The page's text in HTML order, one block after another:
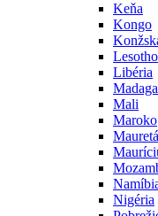
Keňa
Kongo
Lesotho
Libéria
Mali
Maroko
Nigéria